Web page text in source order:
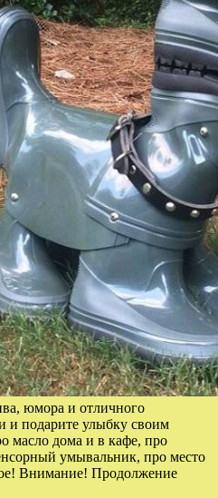
юмора и отличного
и подарите улыбку своим
масло дома и в кафе, про
умывальник, про место
Внимание! Продолжение